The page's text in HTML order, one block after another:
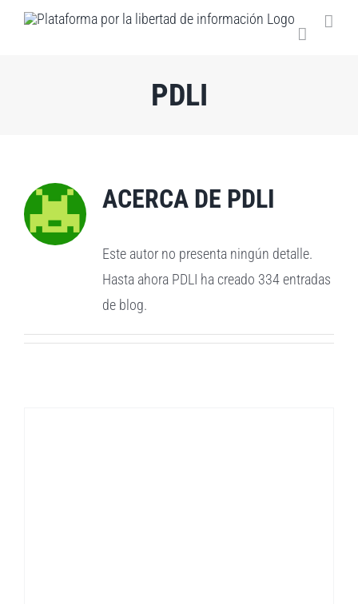
Saltar
PDLI
ACERCA DE PDLI
Este autor no presenta ningún detalle.
Hasta ahora PDLI ha creado 334 entradas
de blog.